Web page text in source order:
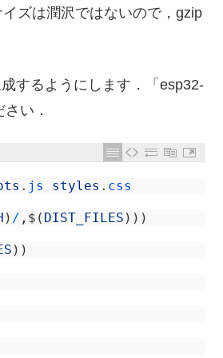
ズは潤沢ではないので，gzip
するようにします．「esp32-
い．
. js styles . css
) / , $ ( DIST_FILES ) ) )
) )